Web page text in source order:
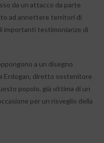
da un attacco da parte
ad annettere territori di
importanti testimonianze di
a un disegno
Erdogan, diretto sostenitore
popolo, già vittima di un
per un risveglio della